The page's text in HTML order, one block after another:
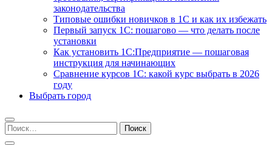
законодательства
Типовые ошибки новичков в 1С и как их избежать
Первый запуск 1С: пошагово — что делать после
установки
Как установить 1С:Предприятие — пошаговая
инструкция для начинающих
Сравнение курсов 1С: какой курс выбрать в 2026
году
Выбрать город
Найти: